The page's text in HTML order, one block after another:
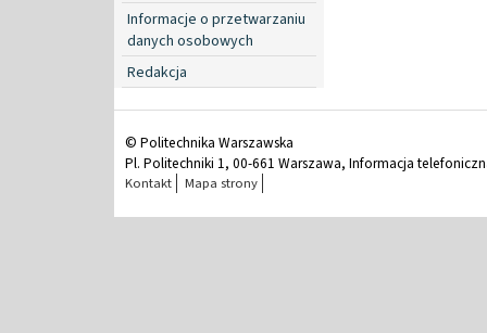
Informacje o przetwarzaniu
danych osobowych
Redakcja
© Politechnika Warszawska
Pl. Politechniki 1, 00-661 Warszawa, Informacja
Kontakt Mapa strony